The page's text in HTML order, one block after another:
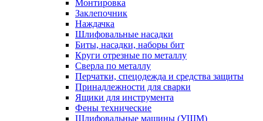
Монтировка
Заклепочник
Наждачка
Шлифовальные насадки
Биты, насадки, наборы бит
Круги отрезные по металлу
Сверла по металлу
Перчатки, спецодежда и средства защиты
Принадлежности для сварки
Ящики для инструмента
Фены технические
Шлифовальные машины (УШМ)